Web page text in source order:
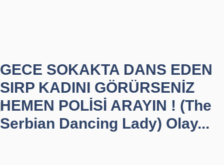
GECE SOKAKTA DANS EDEN
SIRP KADINI GÖRÜRSENİZ
HEMEN POLİSİ ARAYIN ! (The
Serbian Dancing Lady) Olay...